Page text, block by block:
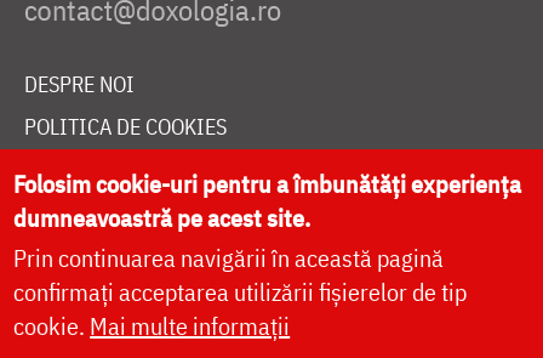
DESPRE NOI
POLITICA DE COOKIES
DONEAZĂ ONLINE PENTRU CATEDRALA NAȚIONALĂ
LIVE
Folosim cookie-uri pentru a îmbunătăți experiența
dumneavoastră pe acest site.
Prin continuarea navigării în această pagină
confirmați acceptarea utilizării fișierelor de tip
cookie. Mai multe informații